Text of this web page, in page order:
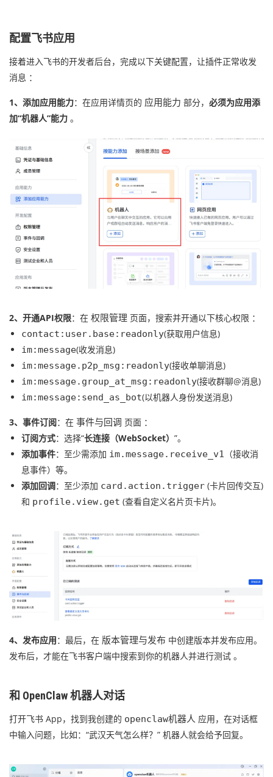
配置飞书应用
接着进入飞书的开发者后台，完成以下关键配置，让插件正常收发
消息 ：
1、添加应用能力：在应用详情页的 应用能力 部分， 必须为应用添
加“机器人”能力 。
2、开通API权限：在 权限管理 页面，搜索并开通以下核心权限 ：
contact:user.base:readonly(获取用户信息)
im:message(收发消息)
im:message.p2p_msg:readonly(接收单聊消息)
im:message.group_at_msg:readonly(接收群聊@消息)
im:message:send_as_bot(以机器人身份发送消息)
3、事件订阅：在 事件与回调 页面 ：
订阅方式：选择“长连接（WebSocket） ”。
添加事件：至少需添加 im.message.receive_v1
（接收消
息事件）等。
添加回调：至少添加 card.action.trigger (卡片回传交互)
和 profile.view.get (查看自定义名片页卡片)。
4、发布应用：最后，在 版本管理与发布 中创建版本并发布应用。
发布后，才能在飞书客户端中搜索到你的机器人并进行测试 。
和 OpenClaw 机器人对话
打开飞书 App，找到我创建的 openclaw机器人 应用，在对话框
中输入问题，比如：“武汉天气怎么样？” 机器人就会给予回复。